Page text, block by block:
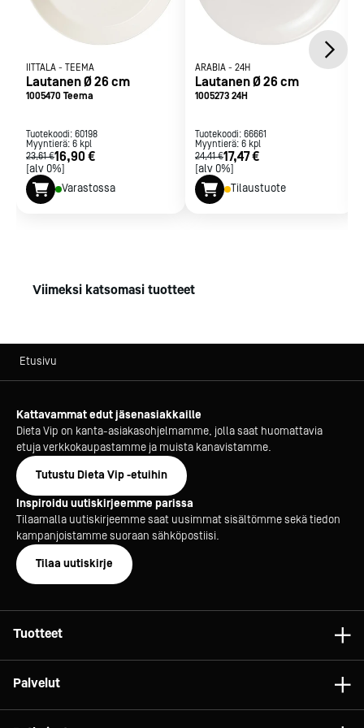
IITTALA - TEEMA
Lautanen Ø 26 cm
1005470 Teema
Tuotekoodi: 60198
Myyntierä: 6 kpl
23,61 €16,90 €
[alv 0%]
Varastossa
ARABIA - 24H
Lautanen Ø 26 cm
1005273 24H
Tuotekoodi: 66661
Myyntierä: 6 kpl
24,41 €17,47 €
[alv 0%]
Tilaustuote
Viimeksi katsomasi tuotteet
Etusivu
Kattavammat edut jäsenasiakkaille
Dieta Vip on kanta-asiakasohjelmamme, jolla saat huomattavia
etuja verkkokaupastamme ja muista kanavistamme.
Tutustu Dieta Vip -etuihin
Inspiroidu uutiskirjeemme parissa
Tilaamalla uutiskirjeemme saat uusimmat sisältömme sekä tiedon
kampanjoistamme suoraan sähköpostiisi.
Tilaa uutiskirje
Tuotteet
Palvelut
Konsultointi